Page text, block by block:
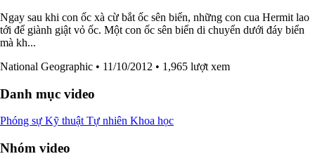
Ngay sau khi con ốc xà cừ bắt ốc sên biển, những con cua Hermit lao
tới để giành giật vỏ ốc. Một con ốc sên biển di chuyển dưới đáy biển
mà kh...
National Geographic • 11/10/2012 • 1,965 lượt xem
Danh mục video
Phóng sự Kỹ thuật Tự nhiên Khoa học
Nhóm video